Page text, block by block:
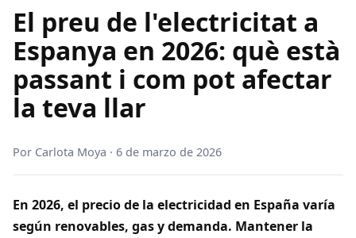
El preu de l'electricitat a
Espanya en 2026: què està
passant i com pot afectar
la teva llar
Por Carlota Moya · 6 de marzo de 2026
En 2026, el precio de la electricidad en España varía
según renovables, gas y demanda. Mantener la